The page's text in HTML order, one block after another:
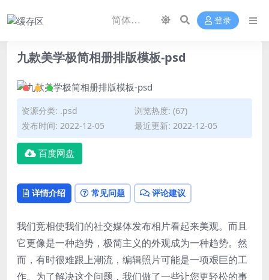
登录
九款美学极简相册排版模板-psd
资源分类: .psd
浏览热度: (67)
发布时间: 2022-12-05
最近更新: 2022-12-05
百度网盘
详情介绍 常见问题 评论建议
我们竞相使我们的社交媒体发布相片看起来美观。而且
它更像是一种趋势，极简主义的外观成为一种趋势。然
而，有时很难跟上潮流，编辑照片可能是一项艰巨的工
作。为了解决这个问题，我们做了一些让您更轻松的事